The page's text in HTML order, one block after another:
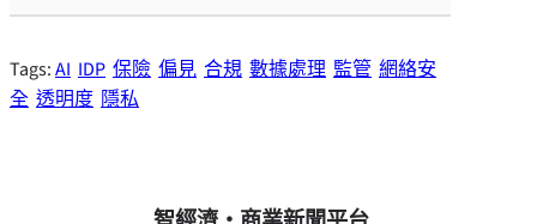
Tags:AI IDP 保險 偏見 合規 數據處理 監管 網絡安
全 透明度 隱私